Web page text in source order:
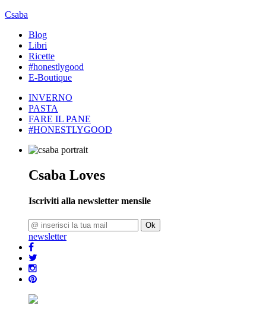
Csaba
Blog
Libri
Ricette
#honestlygood
E-Boutique
INVERNO
PASTA
FARE IL PANE
#HONESTLYGOOD
Csaba Loves
Iscriviti alla newsletter mensile
Ok
newsletter